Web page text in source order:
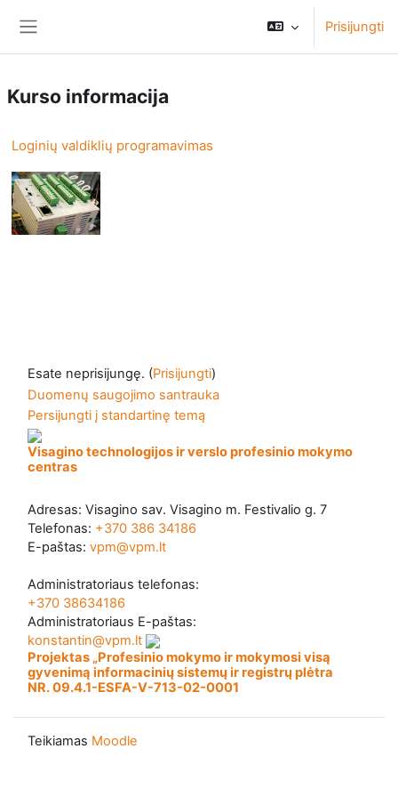
Prisijungti
Kurso informacija
Loginių valdiklių programavimas
Esate neprisijungę. (Prisijungti)
Duomenų saugojimo santrauka
Persijungti į standartinę temą
Visagino technologijos ir verslo profesinio mokymo
centras
Adresas: Visagino sav. Visagino m. Festivalio g. 7
Telefonas: +370 386 34186
E-paštas: vpm@vpm.lt
Administratoriaus telefonas:
+370 38634186
Administratoriaus E-paštas:
konstantin@vpm.lt
Projektas „Profesinio mokymo ir mokymosi visą
gyvenimą informacinių sistemų ir registrų plėtra
NR. 09.4.1-ESFA-V-713-02-0001
Teikiamas Moodle